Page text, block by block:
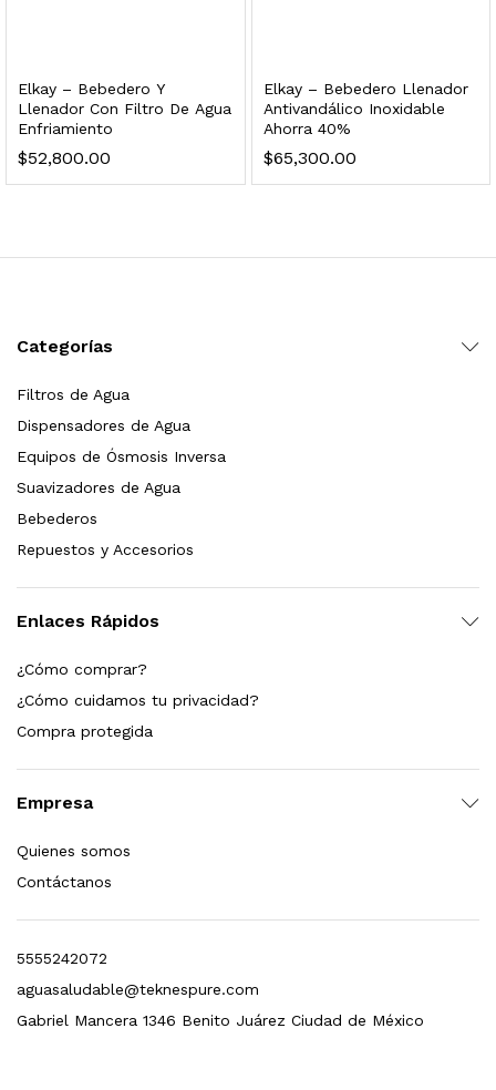
Elkay – Bebedero Y
Llenador Con Filtro De Agua
Enfriamiento
$52,800.00
Elkay – Bebedero Llenador
Antivandálico Inoxidable
Ahorra 40%
$65,300.00
Categorías
Filtros de Agua
Dispensadores de Agua
Equipos de Ósmosis Inversa
Suavizadores de Agua
Bebederos
Repuestos y Accesorios
Enlaces Rápidos
¿Cómo comprar?
¿Cómo cuidamos tu privacidad?
Compra protegida
Empresa
Quienes somos
Contáctanos
5555242072
aguasaludable@teknespure.com
Gabriel Mancera 1346 Benito Juárez Ciudad de México
L/h, con filtración Welltek WT-WFS600-3S
filtración, UV y contador Welltek WT-WFS-BF
Leer más
Leer más
filtración y UV Welltek WT-WFS-30B